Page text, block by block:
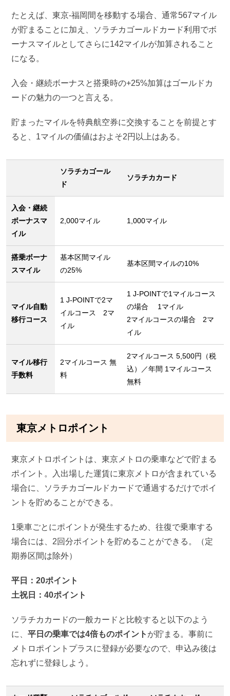
たとえば、東京-福岡間を移動する場合、通常567マイル
が貯まることに加え、ソラチカゴールドカード利用でボ
ーナスマイルとしてさらに142マイルが加算されること
になる。
入会・継続ボーナスと搭乗時の+25%加算はゴールドカ
ードの魅力の一つと言える。
貯まったマイルを特典航空券に交換することを前提とす
ると、1マイルの価値はおよそ2円以上はある。
ソラチカゴール
ド
ソラチカカード
入会・継続
ボーナスマ
イル
2,000マイル 1,000マイル
搭乗ボーナ
スマイル
基本区間マイル
の25%
基本区間マイルの10%
マイル自動
移行コース
1 J-POINTで2マ
イルコース 2マ
イル
1 J-POINTで1マイルコース
の場合 1マイル
2マイルコースの場合 2マ
イル
マイル移行
手数料
2マイルコース 無
料
2マイルコース 5,500円（税
込）／年間 1マイルコース
無料
東京メトロポイント
東京メトロポイントは、東京メトロの乗車などで貯まる
ポイント。入出場した運賃に東京メトロが含まれている
場合に、ソラチカゴールドカードで通過するだけでポイ
ントを貯めることができる。
1乗車ごとにポイントが発生するため、往復で乗車する
場合には、2回分ポイントを貯めることができる。（定
期券区間は除外）
平日：20ポイント
土祝日：40ポイント
ソラチカカードの一般カードと比較すると以下のよう
に、 平日の乗車では4倍ものポイント が貯まる。事前に
メトロポイントプラスに登録が必要なので、申込み後は
忘れずに登録しよう。